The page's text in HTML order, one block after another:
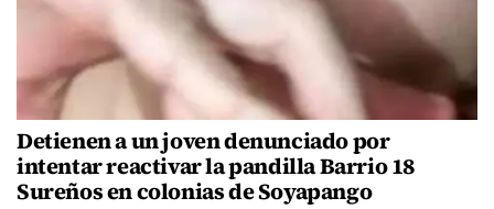
Detienen a un joven denunciado por
intentar reactivar la pandilla Barrio 18
Sureños en colonias de Soyapango